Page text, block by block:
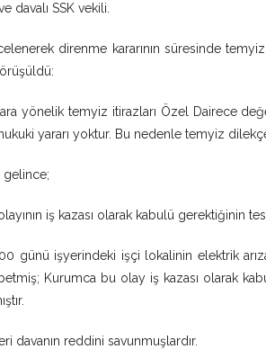
davalı SSK vekili.
direnme kararının süresinde
yönelik temyiz itirazları Özel Dairece
yararı yoktur. Bu nedenle temyiz
gelince;
iş kazası olarak kabulü gerektiğinin
günü işyerindeki işçi lokalinin elektrik
Kurumca bu olay iş kazası olarak
davanın reddini savunmuşlardır.